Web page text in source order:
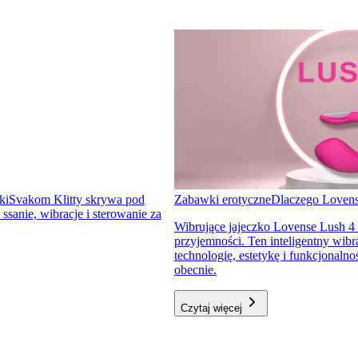
Svakom Klitty skrywa pod
wibracje i sterowanie za
Zabawki erotyczneDlaczego
Wibrujące jajeczko Lovense Lush
przyjemności. Ten inteligentny
technologię, estetykę i
obecnie.
Czytaj więcej